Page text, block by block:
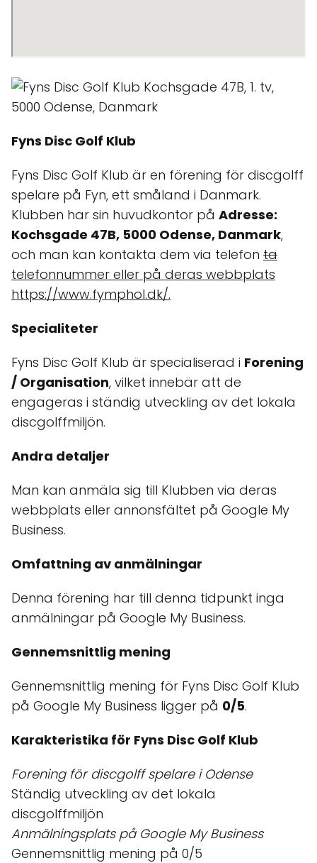
Fyns Disc Golf Klub
Fyns Disc Golf Klub är en förening för discgolff
spelare på Fyn, ett småland i Danmark.
Klubben har sin huvudkontor på Adresse:
Kochsgade 47B, 5000 Odense, Danmark,
och man kan kontakta dem via telefon ta
telefonnummer eller på deras webbplats
https://www.fymphol.dk/.
Specialiteter
Fyns Disc Golf Klub är specialiserad i Forening
/ Organisation, vilket innebär att de
engageras i ständig utveckling av det lokala
discgolffmiljön.
Andra detaljer
Man kan anmäla sig till Klubben via deras
webbplats eller annonsfältet på Google My
Business.
Omfattning av anmälningar
Denna förening har till denna tidpunkt inga
anmälningar på Google My Business.
Gennemsnittlig mening
Gennemsnittlig mening för Fyns Disc Golf Klub
på Google My Business ligger på 0/5.
Karakteristika för Fyns Disc Golf Klub
Forening för discgolff spelare i Odense
Ständig utveckling av det lokala
discgolffmiljön
Anmälningsplats på Google My Business
Gennemsnittlig mening på 0/5